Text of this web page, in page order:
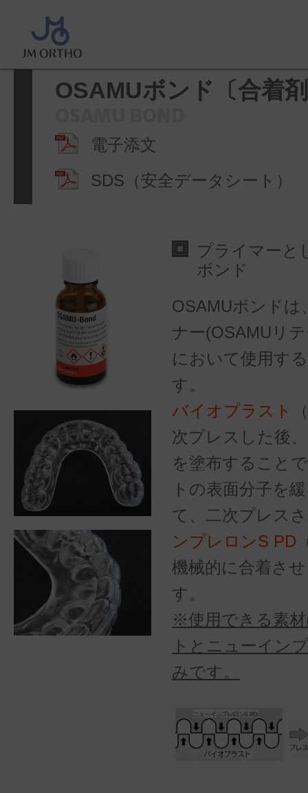
ホーム
OSAMUボンド〔合着剤〕
OSAMUボンド〔合着
電子添文
SDS（安全データシート）
プライマーと
ボンド
OSAMUボンドは
ナー(OSAMUリ
において使用す
す。
バイオプラスト
次プレスした後
を塗布すること
トの表面分子を
て、二次プレス
ンプレロンS PD
機械的に合着さ
す。
※使用できる素
トとニューイン
みです。